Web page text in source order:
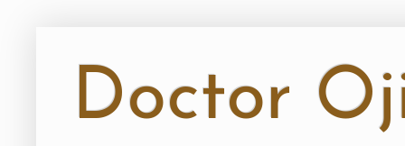
Doctor